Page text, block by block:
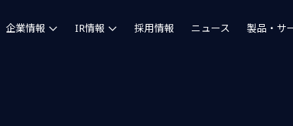
企業情報 IR情報 採用情報 ニュース 製品・サ